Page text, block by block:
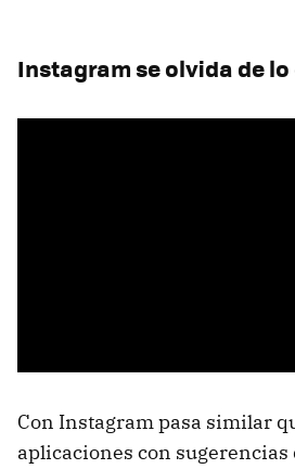
Instagram se olvida de
Con Instagram pasa similar
aplicaciones con